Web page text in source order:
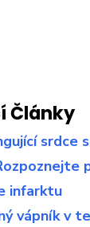
Články
srdce
infarktu
vápník v